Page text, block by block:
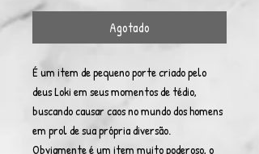
Agotado
É um item de pequeno porte criado pelo
deus Loki em seus momentos de tédio,
buscando causar caos no mundo dos homens
em prol de sua própria diversão.
Obviamente é um item muito poderoso, o